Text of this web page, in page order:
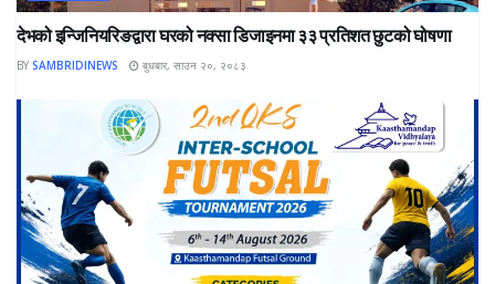
देभको इन्जिनियरिङद्वारा घरको नक्सा डिजाइनमा ३३ प्रतिशत छुटको घोषणा
BY SAMBRIDINEWS बुधबार, साउन २०, २०८३